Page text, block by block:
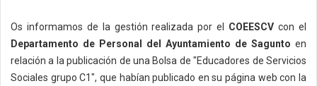
Os informamos de la gestión realizada por el COEESCV con el
Departamento de Personal del Ayuntamiento de Sagunto en
relación a la publicación de una Bolsa de "Educadores de Servicios
Sociales grupo C1", que habían publicado en su página web con la